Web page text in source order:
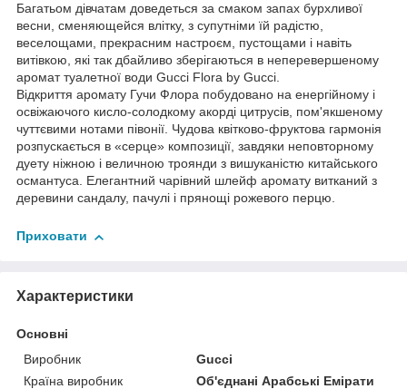
Багатьом дівчатам доведеться за смаком запах бурхливої
весни, сменяющейся влітку, з супутніми їй радістю,
веселощами, прекрасним настроєм, пустощами і навіть
витівкою, які так дбайливо зберігаються в неперевершеному
аромат туалетної води Gucci Flora by Gucci.
Відкриття аромату Гучи Флора побудовано на енергійному і
освіжаючого кисло-солодкому акорді цитрусів, пом'якшеному
чуттєвими нотами півонії. Чудова квітково-фруктова гармонія
розпускається в «серце» композиції, завдяки неповторному
дуету ніжною і величною троянди з вишуканістю китайського
османтуса. Елегантний чарівний шлейф аромату витканий з
деревини сандалу, пачулі і прянощі рожевого перцю.
Приховати
Характеристики
Основні
Виробник
Gucci
Країна виробник
Об'єднані Арабські Емірати